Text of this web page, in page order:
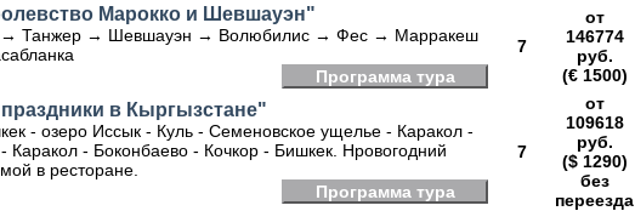
Марокко и Шевшауэн"
→ Танжер → Шевшауэн → Волюбилис → Фес → Марракеш
Программа тура
7
от
146774
руб.
(€ 1500)
в Кыргызстане"
- озеро Иссык - Куль - Семеновское ущелье - Каракол -
Каракол - Боконбаево - Кочкор - Бишкек. Нровогодний
в ресторане.
Программа тура
7
от
109618
руб.
($ 1290)
без
переезда